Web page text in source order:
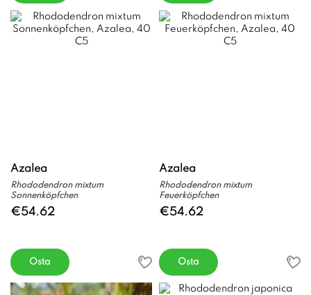
Azalea
Rhododendron mixtum
Sonnenköpfchen
€54.62
Osta
Azalea
Rhododendron mixtum
Feuerköpfchen
€54.62
Osta